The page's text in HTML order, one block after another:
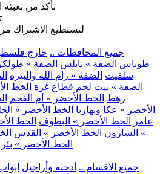
تأكد من تعبئة
لتستطيع الاشتراك
.. جميع المحافظات .. خارج
طوباس الضفة » نابلس الضفة »
سلفيت الضفة » رام الله والبيره
الضفة » بيت لحم قطاع غزة الخط
رهط الخط الأخضر » أم الفحم
الأخضر » عكا ونهاريا الخط الأخضر »
عامر
الخط الأخضر » البطوف الخط
» الشارون الخط الأخضر » القدس
الخط الأخضر »
.. جميع الاقسام .. أدخنة وأراجيل